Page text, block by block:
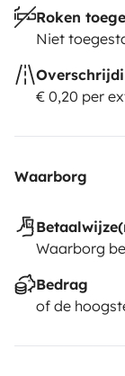
Roken
Niet
€ 0,20 per
Waarborg
Waarborg
Bedrag
of de